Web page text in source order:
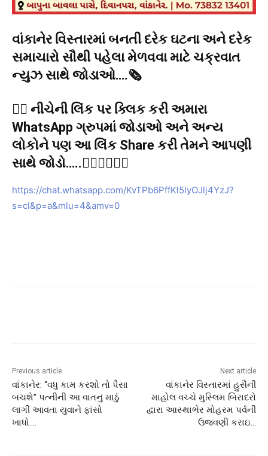
વાંકાનેર વિસ્તારમાં બનતી દરેક ઘટના અને દરેક
સમાચારો સૌથી પહેલા મેળવવા માટે ચક્રવાત
ન્યુઝ સાથે જોડાઓ….🗞️
👉🏻 નીચેની લિંક પર ક્લિક કરી અમારા
WhatsApp ગ્રુપમાં જોડાઓ અને અન્ય
લોકોને પણ આ લિંક Share કરી તેમને આપણી
સાથે જોડો…..👇🏻👇🏻👇🏻
https://chat.whatsapp.com/KvTPb6PffKl5lyOJlj4YzJ?
s=cl&p=a&mlu=4&amv=0
Previous article
વાંકાનેર: “વધુ કામ કરશો તો પૈસા
બચશે” પત્નીની આ વાતનું માઠું
લાગી આવતા યુવાને ફાંસો
ખાધો….
Next article
વાંકાનેર વિસ્તારમાં હુસૈની
માહોલ વચ્ચે મુસ્લિમ બિરાદરો
દ્વારા આસ્થાભેર મોહરમ પર્વની
ઉજવણી કરાઇ…